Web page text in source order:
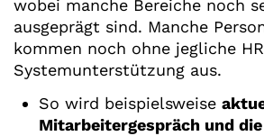
wobei manche Bereiche noch
ausgeprägt sind. Manche
kommen noch ohne jegliche
Systemunterstützung aus.
So wird beispielsweise
Mitarbeitergespräch und die